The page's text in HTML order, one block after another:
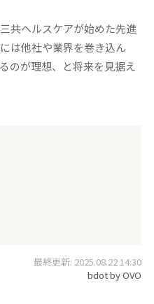
共ヘルスケアが始めた先進
は他社や業界を巻き込ん
のが理想、と将来を見据え
最終更新: 2025.08.22 14:30
bdot by OVO